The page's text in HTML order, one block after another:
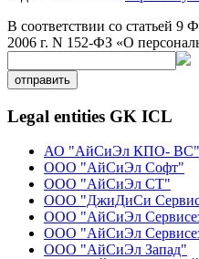
В соответствии со статьей 9
2006 г. N 152-ФЗ «О
отправить
Legal entities GK ICL
АО "АйСиЭл КПО- ВС"
ООО "АйСиЭл Софт"
ООО "АйСиЭл СТ"
ООО "ДжиДиСи
ООО "АйСиЭл
ООО "АйСиЭл
ООО "АйСиЭл Запад"